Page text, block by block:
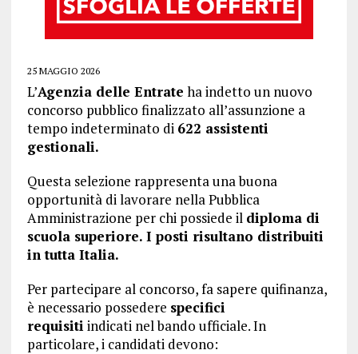
25 MAGGIO 2026
L’Agenzia delle Entrate ha indetto un nuovo
concorso pubblico finalizzato all’assunzione a
tempo indeterminato di 622 assistenti
gestionali.
Questa selezione rappresenta una buona
opportunità di lavorare nella Pubblica
Amministrazione per chi possiede il diploma di
scuola superiore. I posti risultano distribuiti
in tutta Italia.
Per partecipare al concorso, fa sapere quifinanza,
è necessario possedere specifici
requisiti indicati nel bando ufficiale. In
particolare, i candidati devono: